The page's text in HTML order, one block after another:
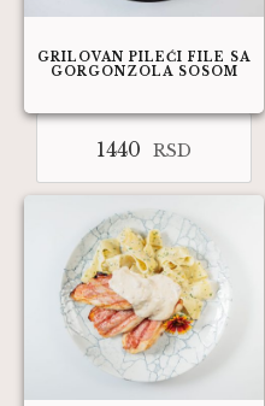
GRILOVAN PILEĆI FILE SA
GORGONZOLA SOSOM
1440 RSD